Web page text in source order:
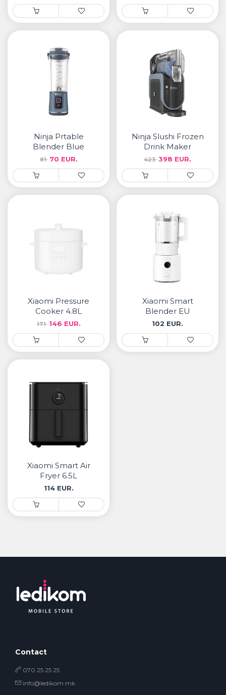
Ninja Prtable
Blender Blue
81 70 EUR.
Ninja Slushi Frozen
Drink Maker
423 398 EUR.
Xiaomi Pressure
Cooker 4.8L
171 146 EUR.
Xiaomi Smart
Blender EU
102 EUR.
Xiaomi Smart Air
Fryer 6.5L
114 EUR.
Contact
070 25 25 25
info@ledikom.mk